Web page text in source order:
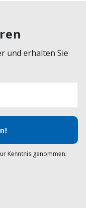
und erhalten Sie
Kenntnis genommen.